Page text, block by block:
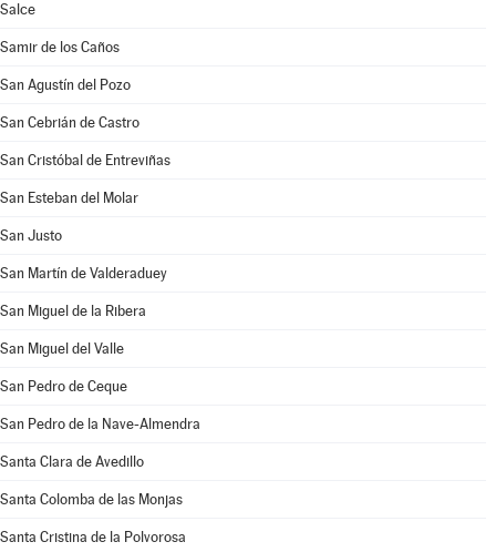
Salce
Samir de los Caños
San Agustín del Pozo
San Cebrián de Castro
San Cristóbal de Entreviñas
San Esteban del Molar
San Justo
San Martín de Valderaduey
San Miguel de la Ribera
San Miguel del Valle
San Pedro de Ceque
San Pedro de la Nave-Almendra
Santa Clara de Avedillo
Santa Colomba de las Monjas
Santa Cristina de la Polvorosa